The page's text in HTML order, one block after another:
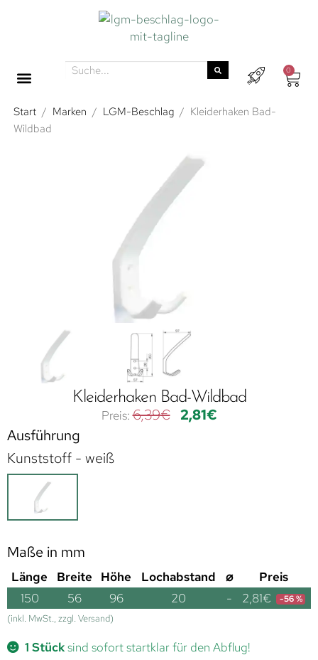
0
Start / Marken / LGM-Beschlag / Kleiderhaken Bad-
Wildbad
Kleiderhaken Bad-Wildbad
6,39€ 2,81€
Ausführung
Kunststoff - weiß
Maße in mm
Länge Breite Höhe Lochabstand ⌀
Preis
150
56 96 20 - 2,81€ -56 %
(inkl. MwSt., zzgl. Versand)
1 Stücksind sofort startklar für den Abflug!